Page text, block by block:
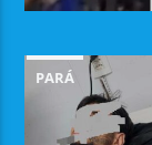
PARÁ